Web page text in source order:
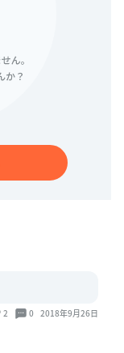
2 0 2018年9月26日